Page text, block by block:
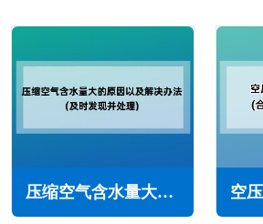
压缩空气含水量大的原因以及解决办法(及时发现并处理)